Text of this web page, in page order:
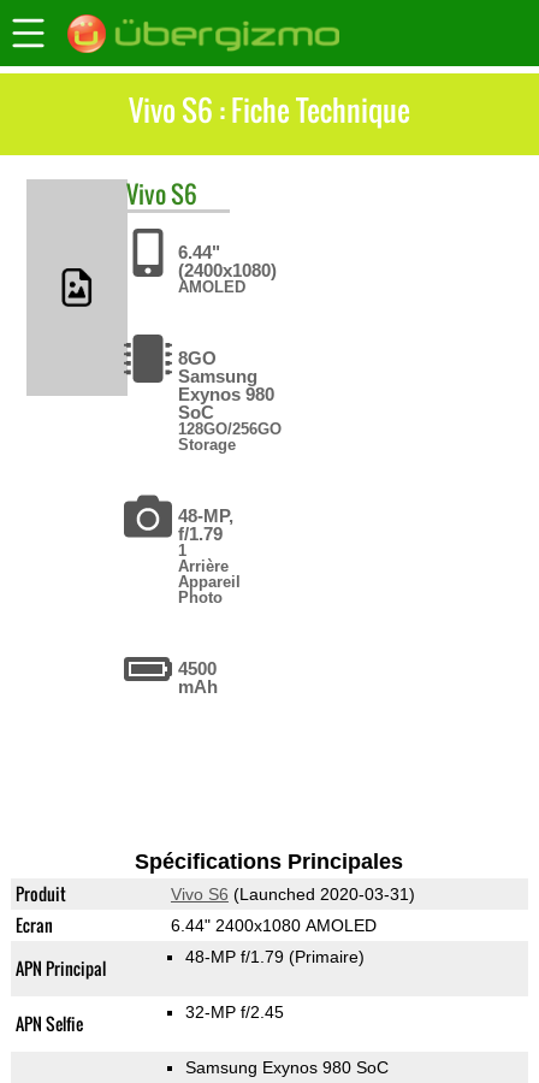
Vivo S6 : Fiche Technique
VivoS6
6.44"
(2400x1080)
AMOLED
8GO
Samsung
Exynos 980
SoC
128GO/256GO
Storage
48-MP,
f/1.79
1
Arrière
Appareil
Photo
4500
mAh
Spécifications Principales
Produit Vivo S6 (Launched 2020-03-31)
Ecran 6.44" 2400x1080 AMOLED
APN Principal 48-MP f/1.79 (Primaire)
APN Selfie 32-MP f/2.45
Samsung Exynos 980 SoC